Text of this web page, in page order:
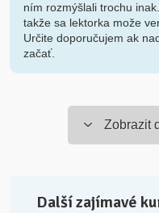
ním rozmýšlali trochu
takže sa lektorka može
Určite doporučujem ak
začať.
Zobrazit
Další zajímavé